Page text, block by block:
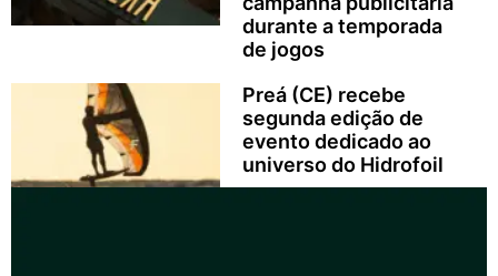
durante a temporada
de jogos
Preá (CE) recebe
segunda edição de
evento dedicado ao
universo do Hidrofoil